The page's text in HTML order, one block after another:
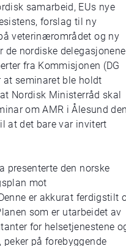
samarbeid, EUs nye
forslag til ny
veterinærområdet og ny
de nordiske delegasjonene
fra Kommisjonen (DG
at seminaret ble holdt
Nordisk Ministerråd skal
om AMR i Ålesund
at det bare var invitert
presenterte den norske
mot
er akkurat ferdigstilt
som er utarbeidet av
for helsetjenestene
på forebyggende